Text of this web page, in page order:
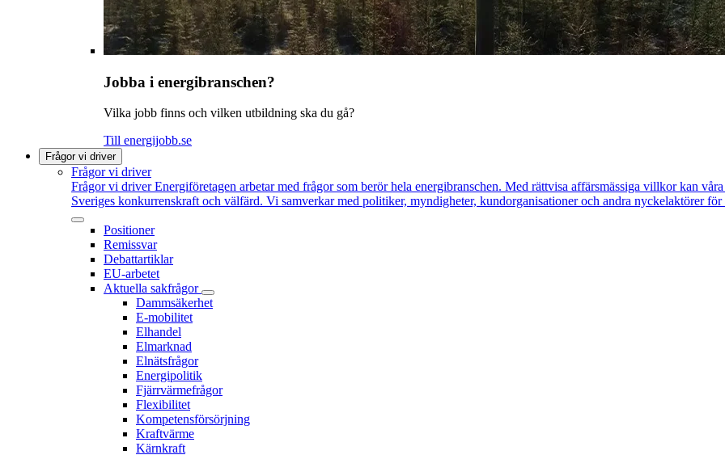
Jobba i energibranschen?
Vilka jobb finns och vilken utbildning ska du gå?
Till energijobb.se
Frågor vi driver
Frågor vi driver
Frågor vi driver Energiföretagen arbetar med frågor som berör hela energibranschen. Med rättvisa affärsmässiga villkor kan
Sveriges konkurrenskraft och välfärd. Vi samverkar med politiker, myndigheter, kundorganisationer och andra nyckelaktörer
Positioner
Remissvar
Debattartiklar
EU-arbetet
Aktuella sakfrågor
Dammsäkerhet
E-mobilitet
Elhandel
Elmarknad
Elnätsfrågor
Energipolitik
Fjärrvärmefrågor
Flexibilitet
Kompetensförsörjning
Kraftvärme
Kärnkraft